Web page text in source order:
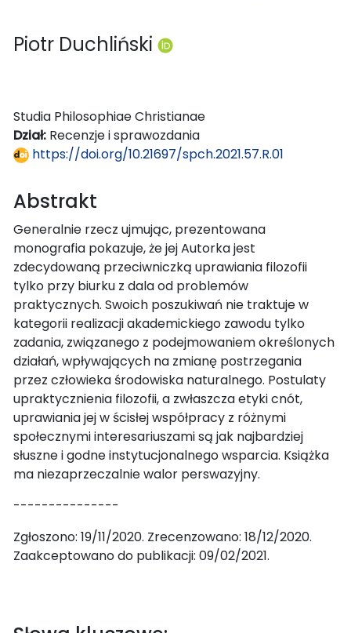
Piotr Duchliński
Studia Philosophiae Christianae
Dział: Recenzje i sprawozdania
https://doi.org/10.21697/spch.2021.57.R.01
Abstrakt
Generalnie rzecz ujmując, prezentowana
monografia pokazuje, że jej Autorka jest
zdecydowaną przeciwniczką uprawiania filozofii
tylko przy biurku z dala od problemów
praktycznych. Swoich poszukiwań nie traktuje w
kategorii realizacji akademickiego zawodu tylko
zadania, związanego z podejmowaniem określonych
działań, wpływających na zmianę postrzegania
przez człowieka środowiska naturalnego. Postulaty
upraktycznienia filozofii, a zwłaszcza etyki cnót,
uprawiania jej w ścisłej współpracy z różnymi
społecznymi interesariuszami są jak najbardziej
słuszne i godne instytucjonalnego wsparcia. Książka
ma niezaprzeczalnie walor perswazyjny.
---------------
Zgłoszono: 19/11/2020. Zrecenzowano: 18/12/2020.
Zaakceptowano do publikacji: 09/02/2021.